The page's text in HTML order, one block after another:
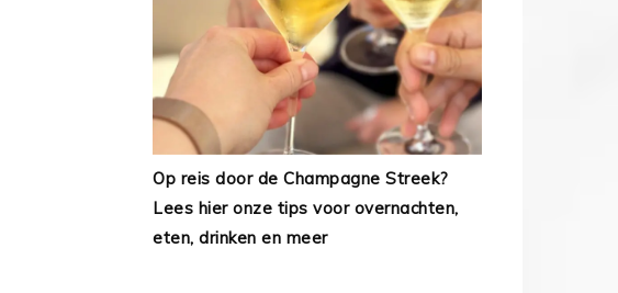
Op reis door de Champagne Streek?
Lees hier onze tips voor overnachten,
eten, drinken en meer